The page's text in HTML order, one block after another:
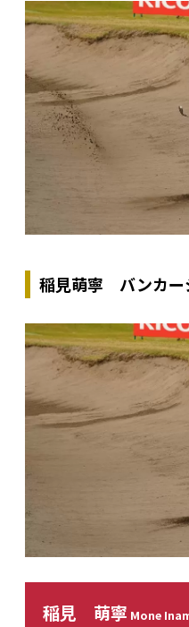
稲見萌寧 バンカー
稲見 萌寧 Mone